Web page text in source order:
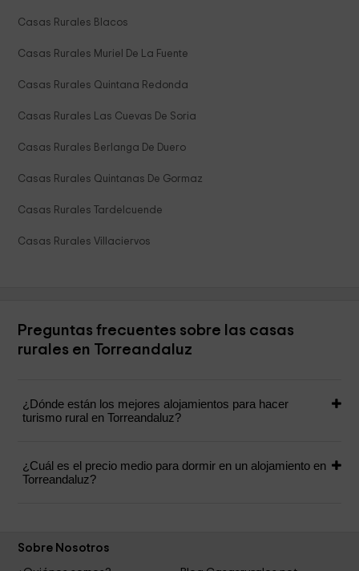
Casas Rurales Blacos
Casas Rurales Muriel De La Fuente
Casas Rurales Quintana Redonda
Casas Rurales Las Cuevas De Soria
Casas Rurales Berlanga De Duero
Casas Rurales Quintanas De Gormaz
Casas Rurales Tardelcuende
Casas Rurales Villaciervos
Preguntas frecuentes sobre las casas
rurales en Torreandaluz
¿Dónde están los mejores alojamientos para hacer
turismo rural en Torreandaluz?
¿Cuál es el precio medio para dormir en un alojamiento en
Torreandaluz?
Sobre Nosotros